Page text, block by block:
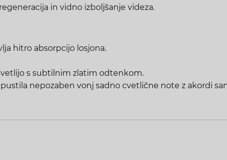
in vidno izboljšanje videza.
hitro absorpcijo losjona.
s subtilnim zlatim odtenkom.
nepozaben vonj sadno cvetlične note z akordi
Prijavi se na brezplačne e-novice in bodi na